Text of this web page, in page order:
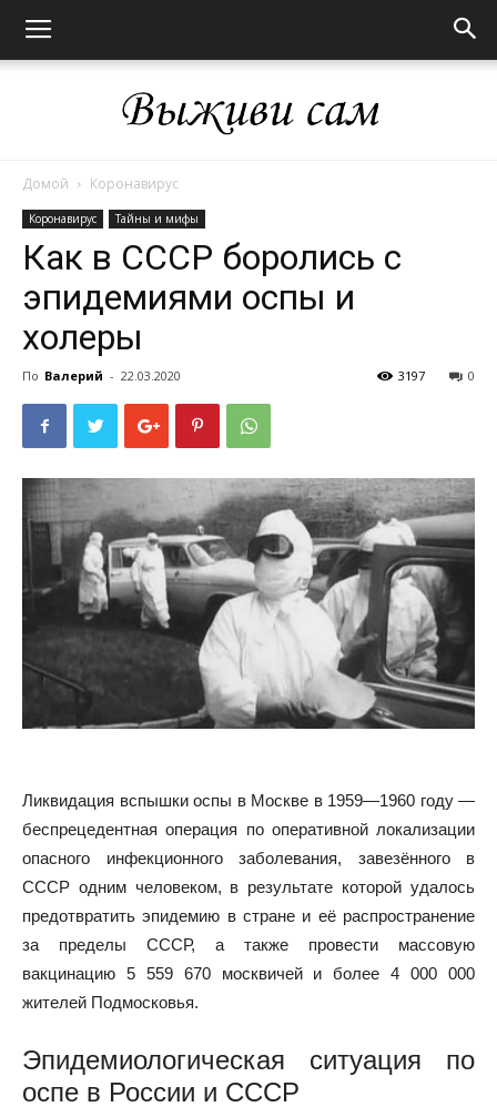
сам
Домой Коронавирус
Коронавирус Тайны и мифы
Как в СССР боролись с
эпидемиями оспы и
холеры
По Валерий - 22.03.2020 0
3197
Ликвидация вспышки оспы в Москве в 1959—1960 году —
беспрецедентная операция по оперативной локализации
опасного инфекционного заболевания, завезённого в
СССР одним человеком, в результате которой удалось
предотвратить эпидемию в стране и её распространение
за пределы СССР, а также провести массовую
вакцинацию 5 559 670 москвичей и более 4 000 000
жителей Подмосковья.
Эпидемиологическая ситуация по
оспе в России и СССР